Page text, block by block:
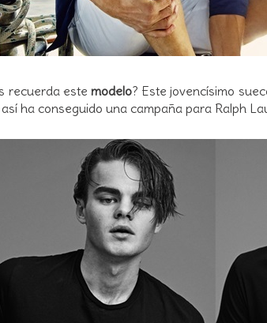
recuerda este modelo? Este jovencísimo
ha conseguido una campaña para Ralph